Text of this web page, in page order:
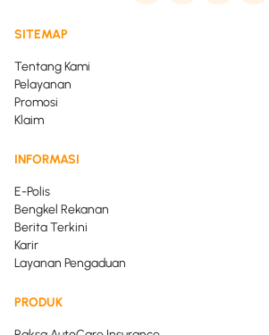
SITEMAP
Tentang Kami
Pelayanan
Promosi
Klaim
INFORMASI
E-Polis
Bengkel Rekanan
Berita Terkini
Karir
Layanan Pengaduan
PRODUK